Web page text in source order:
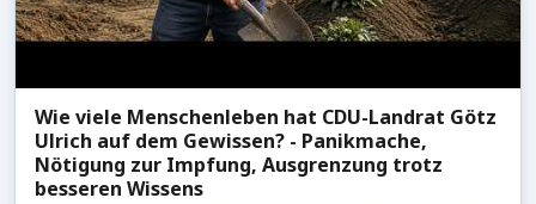
Wie viele Menschenleben hat CDU-Landrat Götz
Ulrich auf dem Gewissen? - Panikmache,
Nötigung zur Impfung, Ausgrenzung trotz
besseren Wissens